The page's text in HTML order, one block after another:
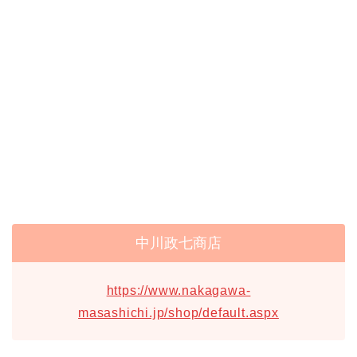
中川政七商店
https://www.nakagawa-
masashichi.jp/shop/default.aspx